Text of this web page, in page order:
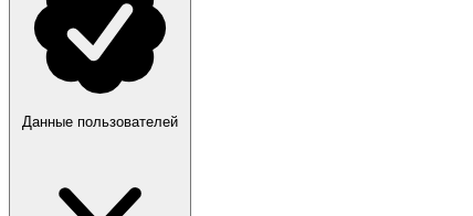
Данные пользователей